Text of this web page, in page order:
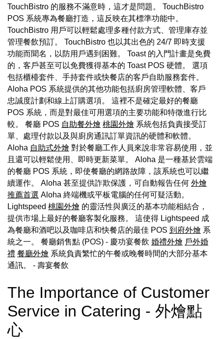
TouchBistro 的服務不滿意時，這才是問題。 TouchBistro
POS 系統專為餐廳打造，這反映在其標準功能中。
TouchBistro 用戶可以輕鬆處理多種付款方式、管理庫存並
管理餐飲預訂。 TouchBistro 也以其出色的 24/7 即時支援
功能而聞名，以防用戶遇到困難。 Toast 的入門計畫是免費
的，客戶甚至可以免費獲得基本的 Toast POS 硬體。 選項
包括櫃檯套件、手持套件或快餐店的客戶自助服務套件。
Aloha POS 系統提供的其他功能包括廚房管理軟體、客戶
忠誠度計劃和線上訂購選項。 這裡不是確定最好的餐廳
POS 系統，而是對最佳可用選項的主要功能和特徵進行比
較。 餐廳 POS 自助餐外燴 桃園外燴 系統包括負責接受訂
單、處理付款以及與廚房通訊訂單資訊的硬體和軟體。
Aloha 自助式外燴 對於餐廳工作人員來說非常容易使用，並
且還可以輕鬆使用、即時更新菜單。 Aloha 是一種基於雲端
的餐廳 POS 系統，即使餐廳的網路故障，該系統也可以繼
續運作。 Aloha 甚至提供詐欺保護，可自動報告任何 外燴
推薦首選 Aloha 終端機或平板電腦的任何可疑活動。
Lightspeed 桃園外燴 的靈活性與廣泛的基本功能相結合，
提供市場上最好的餐廳客製化服務。 這使得 Lightspeed 成
為餐廳和酒吧以及咖啡店和快餐店的最佳 POS 到府外燴 系
統之一。 餐廳銷售點 (POS) - 慶功宴餐飲 婚禮外燴 戶外婚
禮 餐廳外燴 系統負責繁忙的午餐或晚餐時間的大部分基本
通訊。 - 壽宴餐飲
The Importance of Customer
Service in Catering - 外燴點
心